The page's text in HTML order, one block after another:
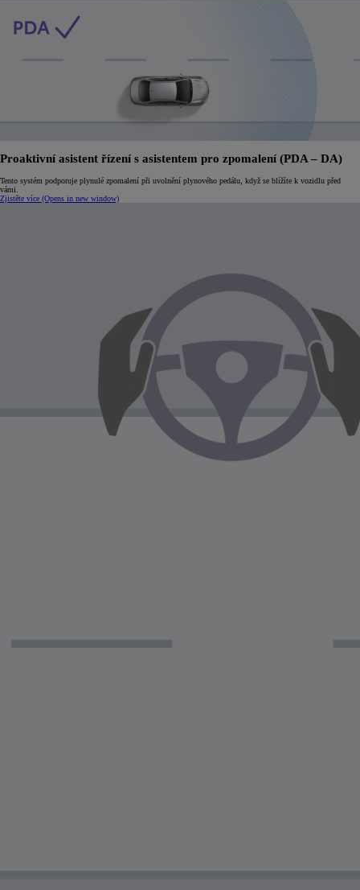
Proaktivní asistent řízení s asistentem pro zpomalení (PDA – DA)
Tento systém podporuje plynulé zpomalení při uvolnění plynového pedálu, když se blížíte k vozidlu před
vámi.
Zjistěte více (Opens in new window)